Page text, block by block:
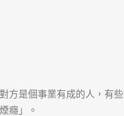
方是個事業有成的人，有些
癮」。